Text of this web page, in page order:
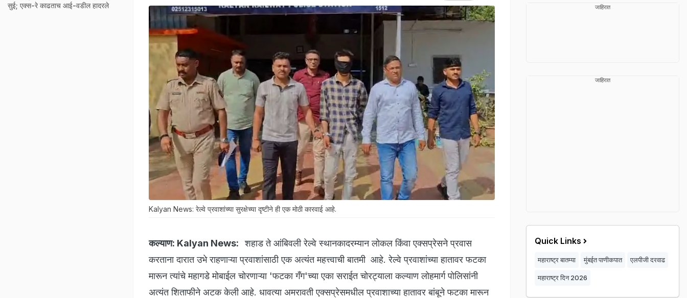
Kalyan News: रेल्वे प्रवाशांच्या सुरक्षेच्या दृष्टीने ही एक मोठी कारवाई आहे.
कल्याण: Kalyan News:शहाड ते आंबिवली रेल्वे स्थानकादरम्यान लोकल किंवा एक्सप्रेसने प्रवास
करताना दारात उभे राहणाऱ्या प्रवाशांसाठी एक अत्यंत महत्त्वाची बातमी आहे. रेल्वे प्रवाशांच्या हातावर फटका
मारून त्यांचे महागडे मोबाईल चोरणाऱ्या 'फटका गँग'च्या एका सराईत चोरट्याला कल्याण लोहमार्ग पोलिसांनी
अत्यंत शिताफीने अटक केली आहे. धावत्या अमरावती एक्सप्रेसमधील प्रवाशाच्या हातावर बांबूने फटका मारून
सुई; एक्स-रे काढताच आई-वडील हादरले
जाहिरात
जाहिरात
Quick Links
महाराष्ट्र बातम्या मुंबईत पाणीकपात एलपीजी दरवाढ
महाराष्ट्र दिन 2026